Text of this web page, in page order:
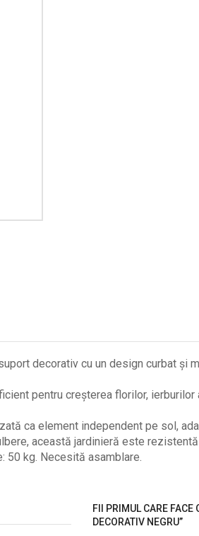
decorativ cu un design curbat și
pentru creșterea florilor,
ca element independent pe sol,
această jardinieră este
50 kg. Necesită asamblare.
FII PRIMUL CARE FACE
DECORATIV NEGRU”